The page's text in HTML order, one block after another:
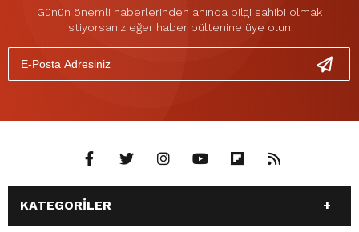
Günün önemli haberlerinden anında bilgi sahibi olmak
istiyorsanız eğer haber bültenine üye olun.
KATEGORİLER